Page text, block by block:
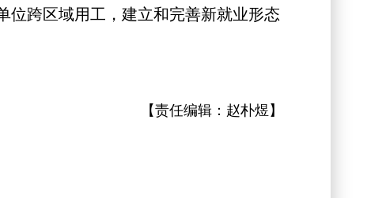
跨区域用工，建立和完善新就业形态
【责任编辑： 赵朴煜 】